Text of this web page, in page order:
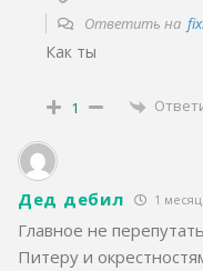
Ответить на
Как ты
1
Дед дебил 1 месяц
Главное не
Питеру и